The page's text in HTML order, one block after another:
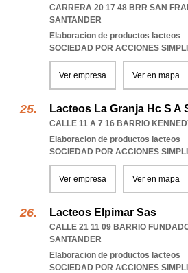
CARRERA 20 17 48 BRR SAN
SANTANDER
Elaboracion de productos lacteos
SOCIEDAD POR ACCIONES
Ver empresa Ver en mapa
Lacteos La Granja Hc S A
CALLE 11 A 7 16 BARRIO
Elaboracion de productos lacteos
SOCIEDAD POR ACCIONES
Ver empresa Ver en mapa
Lacteos Elpimar Sas
CALLE 21 11 09 BARRIO
SANTANDER
Elaboracion de productos lacteos
SOCIEDAD POR ACCIONES